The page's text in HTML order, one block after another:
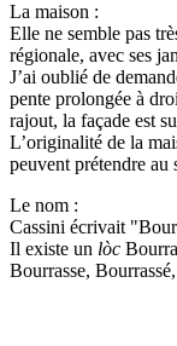
La maison :
Elle ne semble pas
régionale, avec ses
J’ai oublié de
pente prolongée à
rajout, la façade est
L’originalité de la
peuvent prétendre au
Le nom :
Cassini écrivait
Il existe un lòc
Bourrasse,